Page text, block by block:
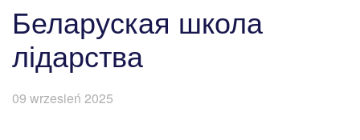
Беларуская школа
лідарства
09 wrzesień 2025